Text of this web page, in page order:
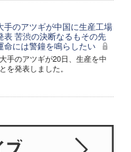
手のアツギが中国に生産工場
表 苦渋の決断なるもその先
命には警鐘を鳴らしたい
手のアツギが20日、生産を中
を発表しました。